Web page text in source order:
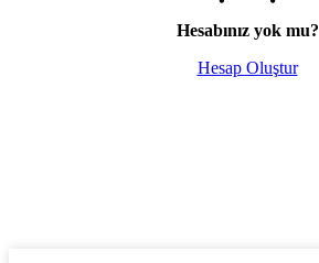
Hesabınız yok mu?
Hesap Oluştur